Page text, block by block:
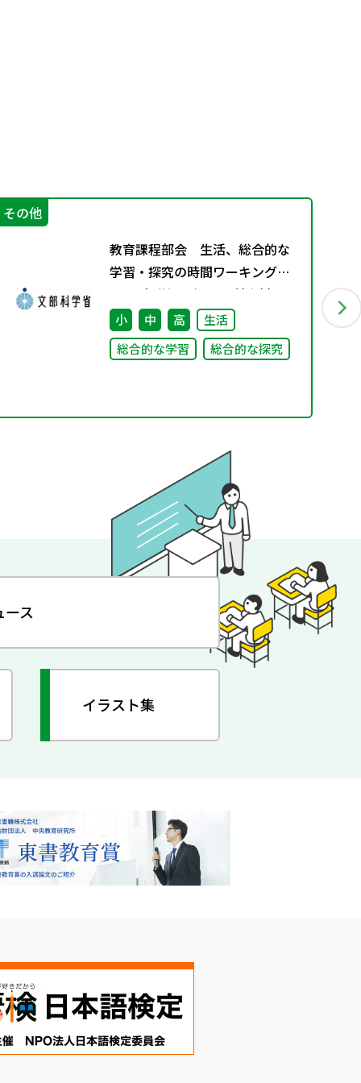
その他
教育課程部会 生活、総合的な
学習・探究の時間ワーキンググ
ループ（第8回） 配付資料
小 中 高
生活
総合的な学習
総合的な探究
ース
イラスト集